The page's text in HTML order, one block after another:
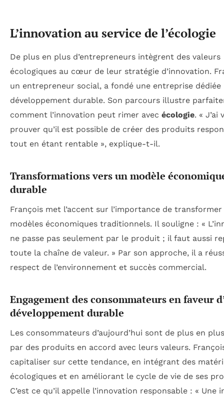
L’innovation au service de l’écologie
De plus en plus d’entrepreneurs intègrent des valeurs
écologiques au cœur de leur stratégie d’innovation.
un entrepreneur social, a fondé une entreprise dédiée
développement durable. Son parcours illustre
comment l’innovation peut rimer avec écologie. « J’ai
prouver qu’il est possible de créer des produits
tout en étant rentable », explique-t-il.
Transformations vers un modèle
durable
François met l’accent sur l’importance de transformer
modèles économiques traditionnels. Il souligne : «
ne passe pas seulement par le produit ; il faut aussi
toute la chaîne de valeur. » Par son approche, il a
respect de l’environnement et succès commercial.
Engagement des consommateurs en faveur
développement durable
Les consommateurs d’aujourd’hui sont de plus en
par des produits en accord avec leurs valeurs.
capitaliser sur cette tendance, en intégrant des
écologiques et en améliorant le cycle de vie de ses
C’est ce qu’il appelle l’innovation responsable : « Une